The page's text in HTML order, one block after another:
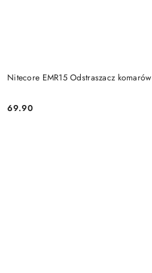
Nitecore EMR15 Odstraszacz komarów
Cena:
69.90